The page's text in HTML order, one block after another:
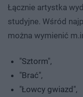
Łącznie artystka
studyjne. Wśród
można wymienić
"Sztorm",
"Brać",
"Łowcy gwiazd",